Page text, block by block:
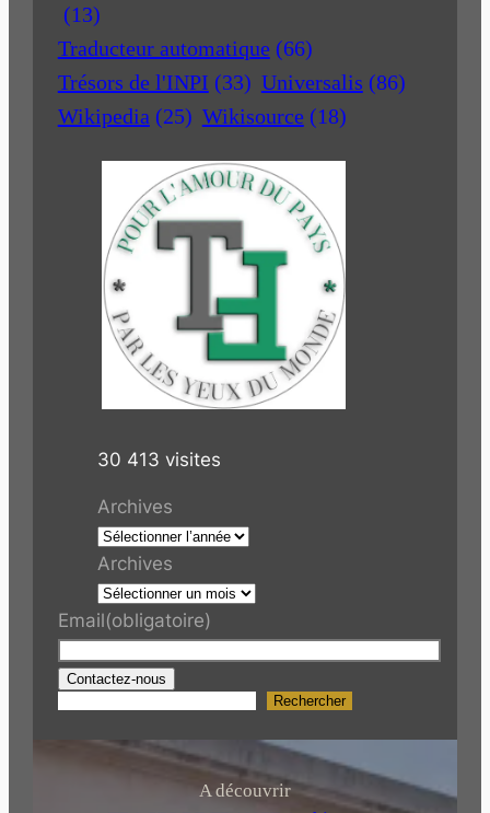
(13)
Traducteur automatique (66)
Trésors de l'INPI (33) Universalis (86)
Wikipedia (25) Wikisource (18)
30 413 visites
Archives
Archives
Email(obligatoire)
Contactez-nous
R
Rechercher
A découvrir